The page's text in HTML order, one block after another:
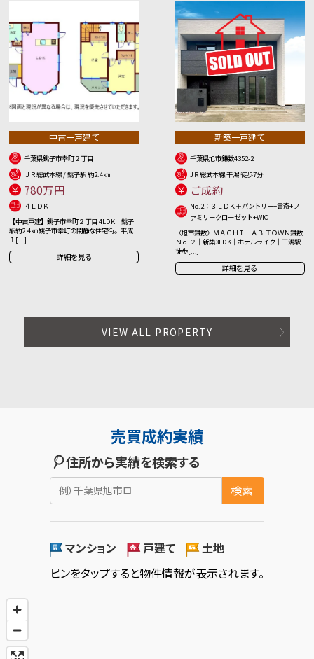
中古一戸建て
千葉県銚子市幸町２丁目
ＪＲ総武本線 / 銚子駅 約2.4㎞
780万円
４ＬＤＫ
【中古戸建】銚子市幸町２丁目 4LDK｜銚子
駅約2.4㎞ 銚子市幸町の閑静な住宅街。平成
１[...]
詳細を見る
新築一戸建て
千葉県旭市鎌数4352-2
JＲ総武本線 干潟 徒歩7分
ご成約
No.2：３ＬＤＫ＋パントリー+書斎+フ
ァミリークローゼット+WIC
〈旭市鎌数〉ＭＡＣＨＩＬＡＢ ＴＯＷＮ鎌数
Ｎｏ.２｜新築3LDK｜ホテルライク｜干潟駅
徒歩[...]
詳細を見る
VIEW ALL PROPERTY